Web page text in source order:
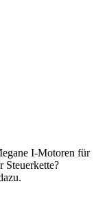
I-Motoren für
Steuerkette?